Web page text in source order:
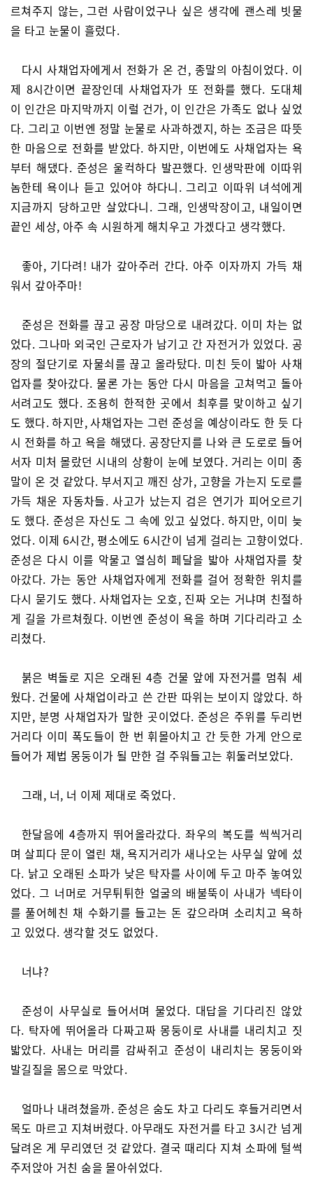
르쳐주지 않는, 그런 사람이었구나 싶은 생각에 괜스레 빗물
을 타고 눈물이 흘렀다.
다시 사채업자에게서 전화가 온 건, 종말의 아침이었다. 이
제 8시간이면 끝장인데 사채업자가 또 전화를 했다. 도대체
이 인간은 마지막까지 이럴 건가, 이 인간은 가족도 없나 싶었
다. 그리고 이번엔 정말 눈물로 사과하겠지, 하는 조금은 따뜻
한 마음으로 전화를 받았다. 하지만, 이번에도 사채업자는 욕
부터 해댔다. 준성은 울컥하다 발끈했다. 인생막판에 이따위
놈한테 욕이나 듣고 있어야 하다니. 그리고 이따위 녀석에게
지금까지 당하고만 살았다니. 그래, 인생막장이고, 내일이면
끝인 세상, 아주 속 시원하게 해치우고 가겠다고 생각했다.
좋아, 기다려! 내가 갚아주러 간다. 아주 이자까지 가득 채
워서 갚아주마!
준성은 전화를 끊고 공장 마당으로 내려갔다. 이미 차는 없
었다. 그나마 외국인 근로자가 남기고 간 자전거가 있었다. 공
장의 절단기로 자물쇠를 끊고 올라탔다. 미친 듯이 밟아 사채
업자를 찾아갔다. 물론 가는 동안 다시 마음을 고쳐먹고 돌아
서려고도 했다. 조용히 한적한 곳에서 최후를 맞이하고 싶기
도 했다. 하지만, 사채업자는 그런 준성을 예상이라도 한 듯 다
시 전화를 하고 욕을 해댔다. 공장단지를 나와 큰 도로로 들어
서자 미처 몰랐던 시내의 상황이 눈에 보였다. 거리는 이미 종
말이 온 것 같았다. 부서지고 깨진 상가, 고향을 가는지 도로를
가득 채운 자동차들. 사고가 났는지 검은 연기가 피어오르기
도 했다. 준성은 자신도 그 속에 있고 싶었다. 하지만, 이미 늦
었다. 이제 6시간, 평소에도 6시간이 넘게 걸리는 고향이었다.
준성은 다시 이를 악물고 열심히 페달을 밟아 사채업자를 찾
아갔다. 가는 동안 사채업자에게 전화를 걸어 정확한 위치를
다시 묻기도 했다. 사채업자는 오호, 진짜 오는 거냐며 친절하
게 길을 가르쳐줬다. 이번엔 준성이 욕을 하며 기다리라고 소
리쳤다.
붉은 벽돌로 지은 오래된 4층 건물 앞에 자전거를 멈춰 세
웠다. 건물에 사채업이라고 쓴 간판 따위는 보이지 않았다. 하
지만, 분명 사채업자가 말한 곳이었다. 준성은 주위를 두리번
거리다 이미 폭도들이 한 번 휘몰아치고 간 듯한 가게 안으로
들어가 제법 몽둥이가 될 만한 걸 주워들고는 휘둘러보았다.
그래, 너, 너 이제 제대로 죽었다.
한달음에 4층까지 뛰어올라갔다. 좌우의 복도를 씩씩거리
며 살피다 문이 열린 채, 욕지거리가 새나오는 사무실 앞에 섰
다. 낡고 오래된 소파가 낮은 탁자를 사이에 두고 마주 놓여있
었다. 그 너머로 거무튀튀한 얼굴의 배불뚝이 사내가 넥타이
를 풀어헤친 채 수화기를 들고는 돈 갚으라며 소리치고 욕하
고 있었다. 생각할 것도 없었다.
너냐?
준성이 사무실로 들어서며 물었다. 대답을 기다리진 않았
다. 탁자에 뛰어올라 다짜고짜 몽둥이로 사내를 내리치고 짓
밟았다. 사내는 머리를 감싸쥐고 준성이 내리치는 몽둥이와
발길질을 몸으로 막았다.
얼마나 내려쳤을까. 준성은 숨도 차고 다리도 후들거리면서
목도 마르고 지쳐버렸다. 아무래도 자전거를 타고 3시간 넘게
달려온 게 무리였던 것 같았다. 결국 때리다 지쳐 소파에 털썩
주저앉아 거친 숨을 몰아쉬었다.